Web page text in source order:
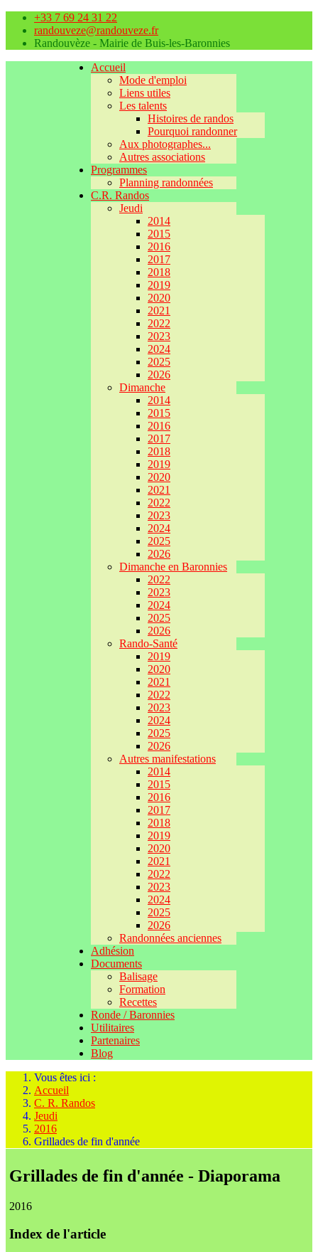
+33 7 69 24 31 22
randouveze@randouveze.fr
Randouvèze - Mairie de Buis-les-Baronnies
Accueil
Mode d'emploi
Liens utiles
Les talents
Histoires de randos
Pourquoi randonner
Aux photographes...
Autres associations
Programmes
Planning randonnées
C.R. Randos
Jeudi
2014
2015
2016
2017
2018
2019
2020
2021
2022
2023
2024
2025
2026
Dimanche
2014
2015
2016
2017
2018
2019
2020
2021
2022
2023
2024
2025
2026
Dimanche en Baronnies
2022
2023
2024
2025
2026
Rando-Santé
2019
2020
2021
2022
2023
2024
2025
2026
Autres manifestations
2014
2015
2016
2017
2018
2019
2020
2021
2022
2023
2024
2025
2026
Randonnées anciennes
Adhésion
Documents
Balisage
Formation
Recettes
Ronde / Baronnies
Utilitaires
Partenaires
Blog
Vous êtes ici :
Accueil
C. R. Randos
Jeudi
2016
Grillades de fin d'année
Grillades de fin d'année - Diaporama
2016
Index de l'article